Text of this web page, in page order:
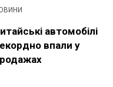
автомобілі
впали у